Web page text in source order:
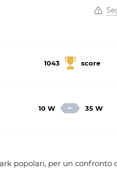
1043 score
10 W 35 W
popolari, per un confronto